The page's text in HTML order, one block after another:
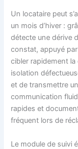
Un locataire peut
un mois d’hiver :
détecte une dérive
constat, appuyé
cibler rapidement
isolation
et de transmettre
communication
rapides et
fréquent lors de
Le module de suivi